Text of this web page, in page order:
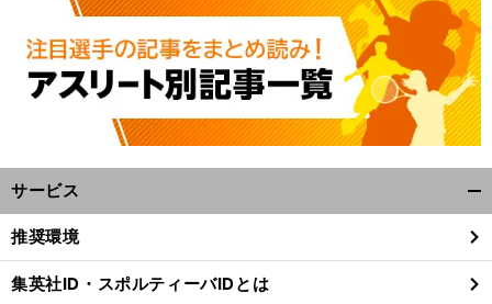
サービス
閉
る
推奨環境
集英社ID・スポルティーバIDとは